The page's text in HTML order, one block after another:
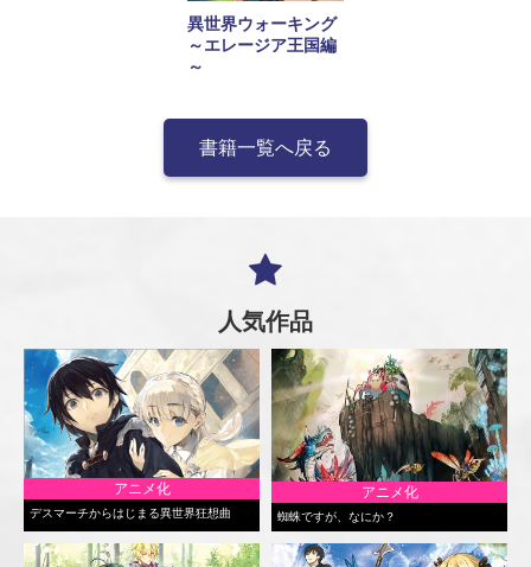
異世界ウォーキング
～エレージア王国編
～
書籍一覧へ戻る
人気作品
アニメ化
デスマーチからはじまる異世界狂想曲
アニメ化
蜘蛛ですが、なにか？